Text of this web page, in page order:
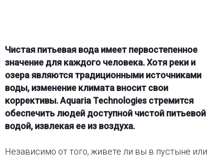
Чистая питьевая вода имеет первостепенное
значение для каждого человека. Хотя реки и
озера являются традиционными источниками
воды, изменение климата вносит свои
коррективы. Aquaria Technologies стремится
обеспечить людей доступной чистой питьевой
водой, извлекая ее из воздуха.
Независимо от того, живете ли вы в пустыне или